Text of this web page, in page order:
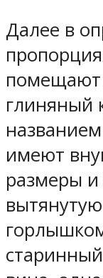
Далее в
помещают
глиняный
имеют
размеры